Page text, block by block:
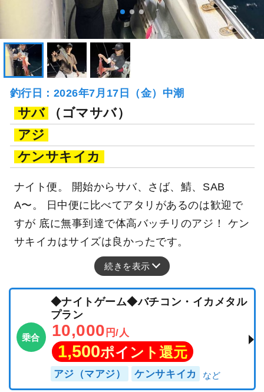
釣行日：2026年7月17日（金）中潮
サバ
（ゴマサバ）
アジ
ケンサキイカ
ナイト便。 開始からサバ、さば、鯖、SAB
A〜。 日中便に比べてアタリがあるのは歓迎で
すが 底に無事到達で体高バッチリのアジ！ ケン
サキイカはサイズは良かったです。
続きを表示
乗合
◆ナイトゲーム◆バチコン・イカメタル
プラン
10,000 円/人
1,500ポイント還元
アジ（マアジ） ケンサキイカ